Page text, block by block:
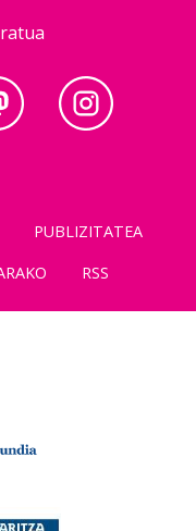
PUBLIZITATEA
RSS